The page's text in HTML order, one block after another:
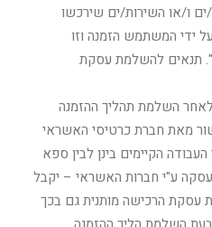
ים ו/או השירות/ים שירכשו
ידי המשתמש הזמנה וזו
תנאים להשלמת עסקת
לאחר השלמת תהליך ההזמנה
מאת חברת כרטיסי האשראי
הקיימים בינן לבין ספא
ע"י חברות האשראי – יקבל
עסקת הרכישה מותנית גם בכך